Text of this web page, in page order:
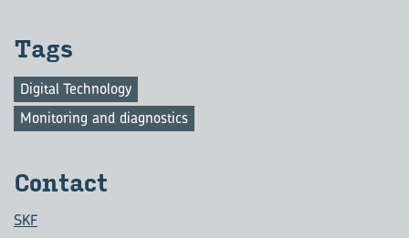
Tags
Digital Technology
Monitoring and diagnostics
Contact
SKF